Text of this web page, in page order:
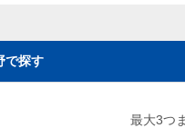
で探す
最大3つ